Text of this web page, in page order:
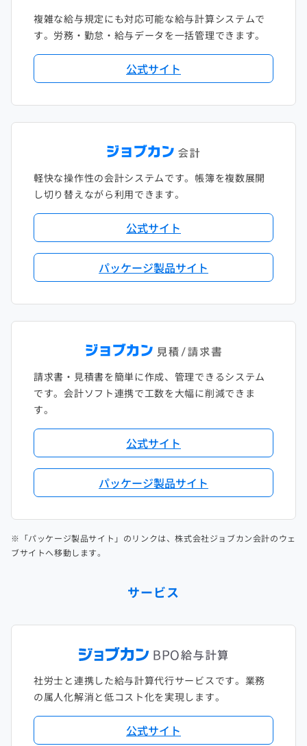
複雑な給与規定にも対応可能な給与計算システムで
す。労務・勤怠・給与データを一括管理できます。
公式サイト
軽快な操作性の会計システムです。帳簿を複数展開
し切り替えながら利用できます。
公式サイト
パッケージ製品サイト
請求書・見積書を簡単に作成、管理できるシステム
です。会計ソフト連携で工数を大幅に削減できま
す。
公式サイト
パッケージ製品サイト
※「パッケージ製品サイト」のリンクは、株式会社ジョブカン会計のウェ
ブサイトへ移動します。
サービス
社労士と連携した給与計算代行サービスです。業務
の属人化解消と低コスト化を実現します。
公式サイト